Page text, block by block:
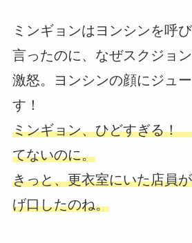
ミンギョンはヨンシンを呼
言ったのに、なぜスクジョ
激怒。ヨンシンの顔にジュ
す！
ミンギョン、ひどすぎる！
てないのに。
きっと、更衣室にいた店員
げ口したのね。